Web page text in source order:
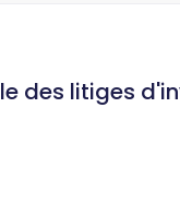
des litiges